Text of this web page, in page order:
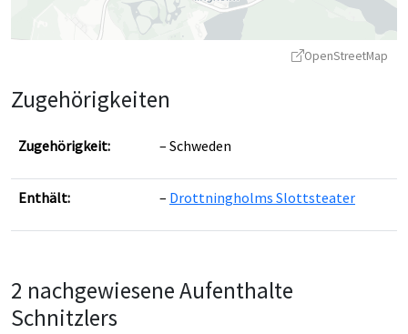
OpenStreetMap
Zugehörigkeiten
Zugehörigkeit: Schweden
Enthält: Drottningholms Slottsteater
2 nachgewiesene Aufenthalte
Schnitzlers